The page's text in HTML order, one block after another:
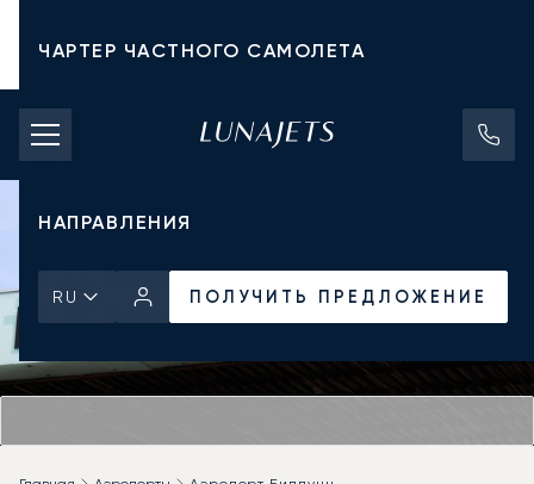
ЧАРТЕР ЧАСТНОГО САМОЛЕТА
СТОИМОСТЬ ЧАРТЕРА
ЧАСТНЫЕ САМОЛЕТЫ
НАПРАВЛЕНИЯ
RU ПОЛУЧИТЬ ПРЕДЛОЖЕНИЕ